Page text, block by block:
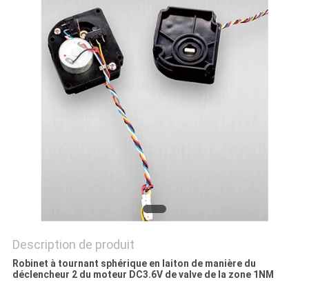
PRIVACY
Description de produit
Robinet à tournant sphérique en laiton de manière du
déclencheur 2 du moteur DC3.6V de valve de la zone 1NM